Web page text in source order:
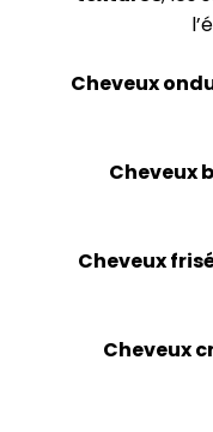
Cheveux
Cheveux
Cheveux
Cheveux